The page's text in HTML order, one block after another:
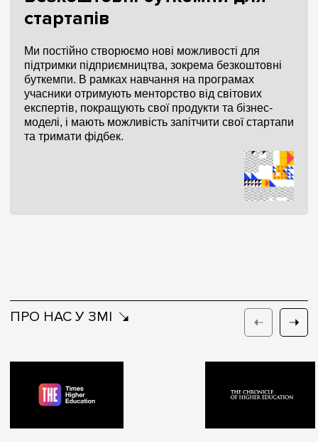
стартапів
Ми постійно створюємо нові можливості для
підтримки підприємництва, зокрема безкоштовні
буткемпи. В рамках навчання на програмах
учасники отримують менторство від світових
експертів, покращують свої продукти та бізнес-
моделі, і мають можливість запітчити свої стартапи
та тримати фідбек.
ПРО НАС У ЗМІ